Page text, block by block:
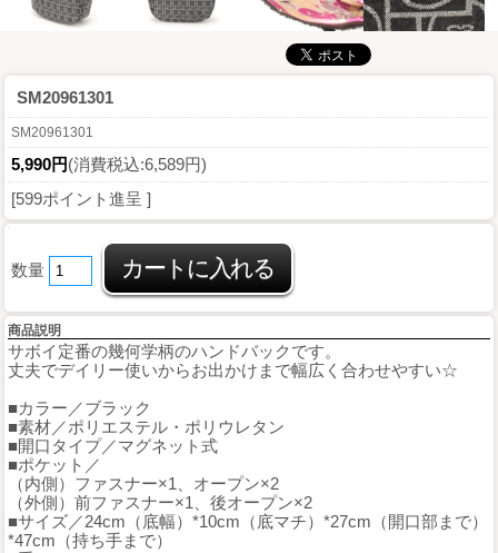
SM20961301
SM20961301
5,990円(消費税込:6,589円)
[599ポイント進呈 ]
数量
商品説明
サボイ定番の幾何学柄のハンドバックです。
丈夫でデイリー使いからお出かけまで幅広く合わせやすい☆
■カラー／ブラック
■素材／ポリエステル・ポリウレタン
■開口タイプ／マグネット式
■ポケット／
（内側）ファスナー×1、オープン×2
（外側）前ファスナー×1、後オープン×2
■サイズ／24cm（底幅）*10cm（底マチ）*27cm（開口部まで）
*47cm（持ち手まで）